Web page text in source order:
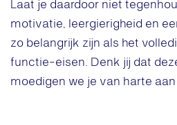
Laat je daardoor niet
motivatie, leergierigheid en
zo belangrijk zijn als het
functie-eisen. Denk jij dat
moedigen we je van harte